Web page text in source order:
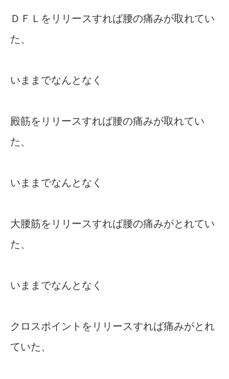
ＤＦＬをリリースすれば腰の痛みが取れてい
た、
いままでなんとなく
殿筋をリリースすれば腰の痛みが取れてい
た、
いままでなんとなく
大腰筋をリリースすれば腰の痛みがとれてい
た、
いままでなんとなく
クロスポイントをリリースすれば痛みがとれ
ていた、